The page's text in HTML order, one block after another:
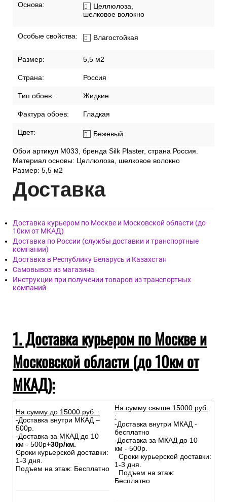
Основа:
Целлюлоза,
шелковое волокно
Особые свойства: Влагостойкая
Размер: 5,5 м2
Страна: Россия
Тип обоев: Жидкие
Фактура обоев: Гладкая
Цвет: Бежевый
Обои артикул M033, бренда Silk Plaster, страна Россия.
Материал основы: Целлюлоза, шелковое волокно
Размер: 5,5 м2
Доставка
Доставка курьером по Москве и Московской области (до
10км от МКАД)
Доставка по России (службы доставки и транспортные
компании)
Доставка в Республику Беларусь и Казахстан
Самовывоз из магазина
Инструкции при получении товаров из транспортных
компаний
1. Доставка курьером по Москве и
Московской области (до 10км от
МКАД):
На сумму до 15000 руб. :
-Доставка внутри МКАД –
500р.
-Доставка за МКАД до 10
км - 500р+30р/км.
Сроки курьерской доставки:
1-3 дня.
Подъем на этаж: Бесплатно
На сумму свыше 15000 руб.
:
-Доставка внутри МКАД -
бесплатно
-Доставка за МКАД до 10
км - 500р.
Сроки курьерской доставки:
1-3 дня.
Подъем на этаж:
Бесплатно